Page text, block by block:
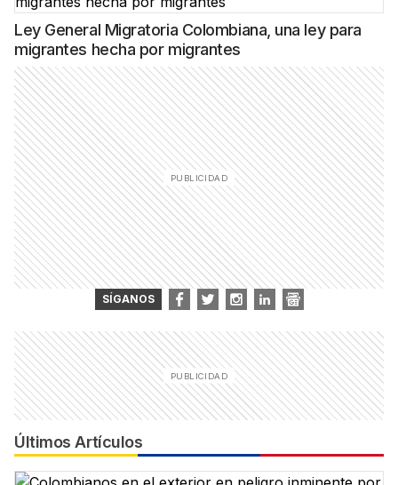
Ley General Migratoria Colombiana, una ley para
migrantes hecha por migrantes
SÍGANOS
Últimos Artículos